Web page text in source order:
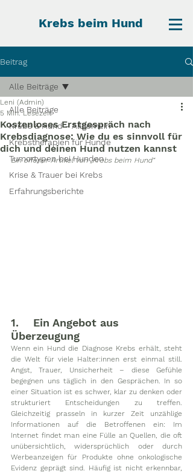
Krebs beim Hund
Beitrag
Alle Beiträge
Krebs & Hund - Allgemein
Krebstherapien für Hunde
Tumortypen bei Hunden
Krise & Trauer bei Krebs
Erfahrungsberichte
Alle Beiträge
Kostenloses Erstgespräch nach
Krebsdiagnose: Wie du es sinnvoll für
dich und deinen Hund nutzen kannst
Leni (Admin)
5 Min. Lesezeit
Ein offener Artikel von „Krebs beim Hund“
1.    Ein Angebot aus
Überzeugung
Wenn ein Hund die Diagnose Krebs erhält, steht
die Welt für viele Halter:innen erst einmal still.
Angst, Trauer, Unsicherheit – diese Gefühle
begegnen uns täglich in den Gesprächen. In so
einer Situation ist es schwer, klar zu denken oder
strukturiert Entscheidungen zu treffen.
Gleichzeitig prasseln in kurzer Zeit unzählige
Informationen auf die Betroffenen ein: Im
Internet findet man eine Fülle an Quellen, die oft
unübersichtlich, widersprüchlich oder durch
Werbeanzeigen für Produkte ohne onkologische
Evidenz geprägt sind. Häufig ist nicht erkennbar,